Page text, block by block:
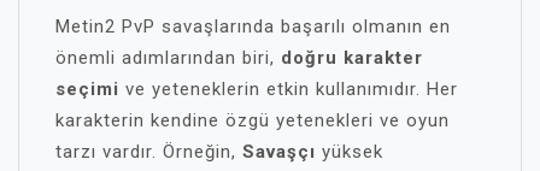
Metin2 PvP savaşlarında başarılı olmanın en
önemli adımlarından biri, doğru karakter
seçimi ve yeteneklerin etkin kullanımıdır. Her
karakterin kendine özgü yetenekleri ve oyun
tarzı vardır. Örneğin, Savaşçı yüksek